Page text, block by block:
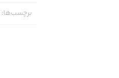
برچسب‌ها: